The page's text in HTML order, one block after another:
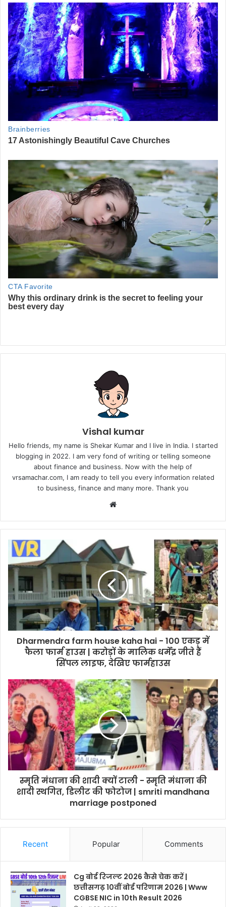
Vishal kumar
Hello friends, my name is Shekar Kumar and I live in India. I started
blogging in 2022. I am very fond of writing or telling someone
about finance and business. Now with the help of
vrsamachar.com, I am ready to tell you every information related
to business, finance and many more. Thank you
Website
Dharmendra farm house kaha hai - 100 एकड़ में
फैला फार्म हाउस | करोड़ों के मालिक धर्मेंद्र जीते हैं
सिंपल लाइफ, देखिए फार्महाउस
स्मृति मंधाना की शादी क्यों टाली - स्मृति मंधाना की
शादी स्थगित, डिलीट की फोटोज | smriti mandhana
marriage postponed
Recent Popular Comments
Cg बोर्ड रिजल्ट 2026 कैसे चेक करें |
छत्तीसगढ़ 10वीं बोर्ड परिणाम 2026 | Www
CGBSE NIC in 10th Result 2026